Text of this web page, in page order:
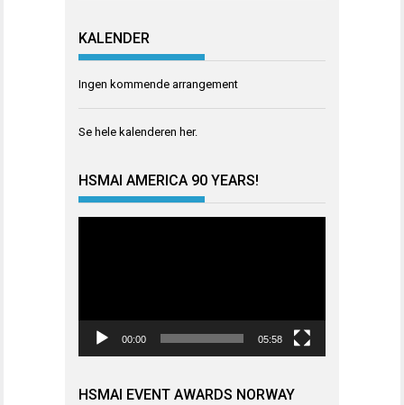
KALENDER
Ingen kommende arrangement
Se hele kalenderen her.
HSMAI AMERICA 90 YEARS!
00:00 05:58
HSMAI EVENT AWARDS NORWAY